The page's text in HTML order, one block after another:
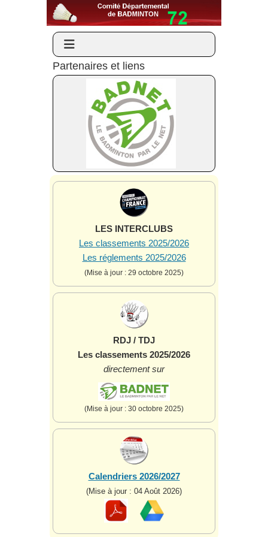
Partenaires et liens
LES INTERCLUBS
Les classements 2025/2026
Les réglements 2025/2026
(Mise à jour : 29 octobre 2025)
RDJ / TDJ
Les classements 2025/2026
directement sur
(Mise à jour : 30 octobre 2025)
Calendriers 2026/2027
(Mise à jour : 04 Août 2026)